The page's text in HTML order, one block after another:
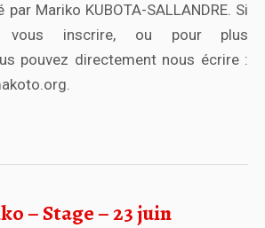
par Mariko KUBOTA-SALLANDRE. Si
vous inscrire, ou pour plus
pouvez directement nous écrire :
– Stage – 23 juin